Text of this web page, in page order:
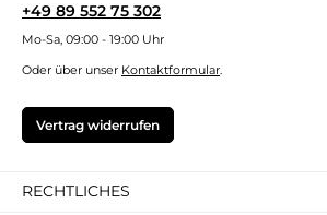
+49 89 552 75 302
Mo-Sa, 09:00 - 19:00 Uhr
Oder über unser Kontaktformular.
Vertrag widerrufen
RECHTLICHES